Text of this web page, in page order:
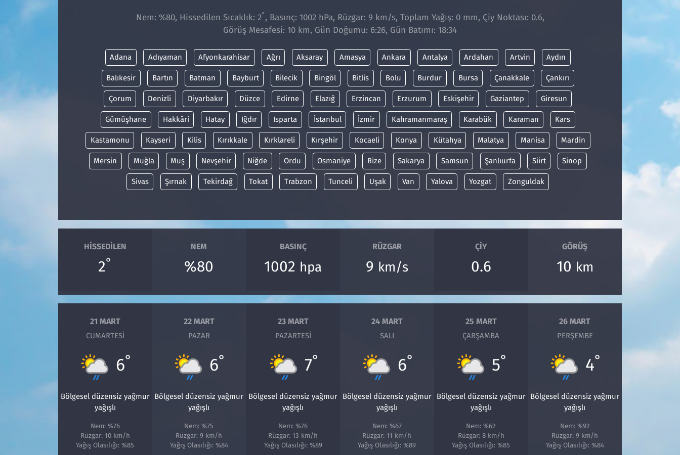
Nem: %80, Hissedilen Sıcaklık: 2° , Basınç: 1002 hPa, Rüzgar: 9 km/s, Toplam Yağış: 0 mm, Çiy Noktası: 0.6,
Görüş Mesafesi: 10 km, Gün Doğumu: 6:26, Gün Batımı: 18:34
Adana Adıyaman Afyonkarahisar Ağrı Aksaray Amasya Ankara Antalya Ardahan Artvin Aydın
Balıkesir Bartın Batman Bayburt Bilecik Bingöl Bitlis Bolu Burdur Bursa Çanakkale Çankırı
Çorum Denizli Diyarbakır Düzce Edirne Elazığ Erzincan Erzurum Eskişehir Gaziantep Giresun
Gümüşhane Hakkâri Hatay Iğdır Isparta İstanbul İzmir Kahramanmaraş Karabük Karaman Kars
Kastamonu Kayseri Kilis Kırıkkale Kırklareli Kırşehir Kocaeli Konya Kütahya Malatya Manisa Mardin
Mersin Muğla Muş Nevşehir Niğde Ordu Osmaniye Rize Sakarya Samsun Şanlıurfa Siirt Sinop
Sivas Şırnak Tekirdağ Tokat Trabzon Tunceli Uşak Van Yalova Yozgat Zonguldak
HISSEDILEN
2°
NEM
%80
BASINÇ
1002 hpa
RÜZGAR
9 km/s
ÇIY
0.6
GÖRÜŞ
10 km
21 MART
CUMARTESI
6°
Bölgesel düzensiz yağmur
yağışlı
Nem: %76
Rüzgar: 10 km/h
Yağış Olasılığı: %85
22 MART
PAZAR
6°
Bölgesel düzensiz yağmur
yağışlı
Nem: %75
Rüzgar: 9 km/h
Yağış Olasılığı: %84
23 MART
PAZARTESI
7°
Bölgesel düzensiz yağmur
yağışlı
Nem: %76
Rüzgar: 13 km/h
Yağış Olasılığı: %89
24 MART
SALI
6°
Bölgesel düzensiz yağmur
yağışlı
Nem: %67
Rüzgar: 11 km/h
Yağış Olasılığı: %89
25 MART
ÇARŞAMBA
5°
Bölgesel düzensiz yağmur
yağışlı
Nem: %62
Rüzgar: 8 km/h
Yağış Olasılığı: %85
26 MART
PERŞEMBE
4°
Bölgesel düzensiz yağmur
yağışlı
Nem: %92
Rüzgar: 9 km/h
Yağış Olasılığı: %84